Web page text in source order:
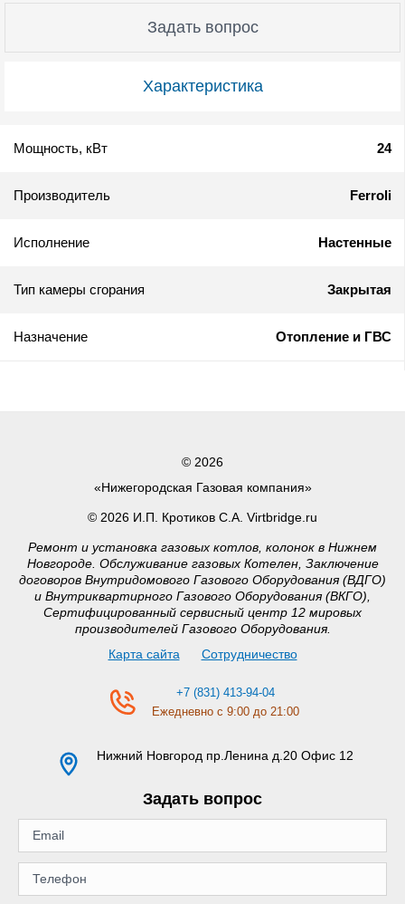
Характеристика
Задать вопрос
Мощность, кВт 24
Производитель Ferroli
Исполнение Настенные
Тип камеры сгорания Закрытая
Назначение Отопление и ГВС
© 2026
«Нижегородская Газовая компания»
© 2026 И.П. Кротиков С.А. Virtbridge.ru
Ремонт и установка газовых котлов, колонок в Нижнем
Новгороде. Обслуживание газовых Котелен, Заключение
договоров Внутридомового Газового Оборудования (ВДГО)
и Внутриквартирного Газового Оборудования (ВКГО),
Сертифицированный сервисный центр 12 мировых
производителей Газового Оборудования.
Карта сайта
Сотрудничество
+7 (831) 413-94-04
Ежедневно с 9:00 до 21:00
Нижний Новгород пр.Ленина д.20 Офис 12
Задать вопрос